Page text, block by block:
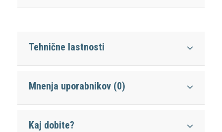
Tehnične lastnosti
Mnenja uporabnikov (0)
Kaj dobite?